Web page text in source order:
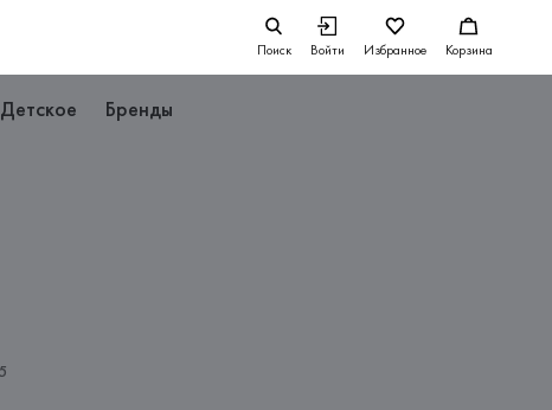
Поиск Войти Избранное Корзина
Детское Бренды